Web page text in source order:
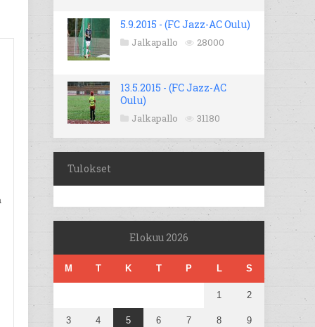
5.9.2015 - (FC Jazz-AC Oulu)
Jalkapallo 28000
13.5.2015 - (FC Jazz-AC
Oulu)
Jalkapallo 31180
Tulokset
Elokuu 2026
M T K T P L S
1 2
3 4 5 6 7 8 9